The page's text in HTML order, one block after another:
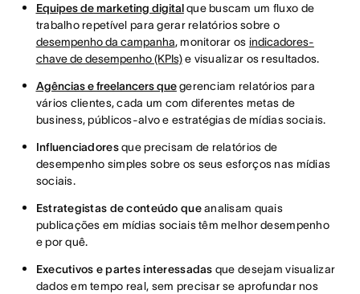
Equipes de marketing digitalque buscam um fluxo de
trabalho repetível para gerar relatórios sobre o
desempenho da campanha, monitorar os indicadores-
chave de desempenho (KPIs)e visualizar os resultados.
Agências e freelancers quegerenciam relatórios para
vários clientes, cada um com diferentes metas de
business, públicos-alvo e estratégias de mídias sociais.
Influenciadoresque precisam de relatórios de
desempenho simples sobre os seus esforços nas mídias
sociais.
Estrategistas de conteúdo queanalisam quais
publicações em mídias sociais têm melhor desempenho
e por quê.
Executivos e partes interessadas que desejam visualizar
dados em tempo real, sem precisar se aprofundar nos